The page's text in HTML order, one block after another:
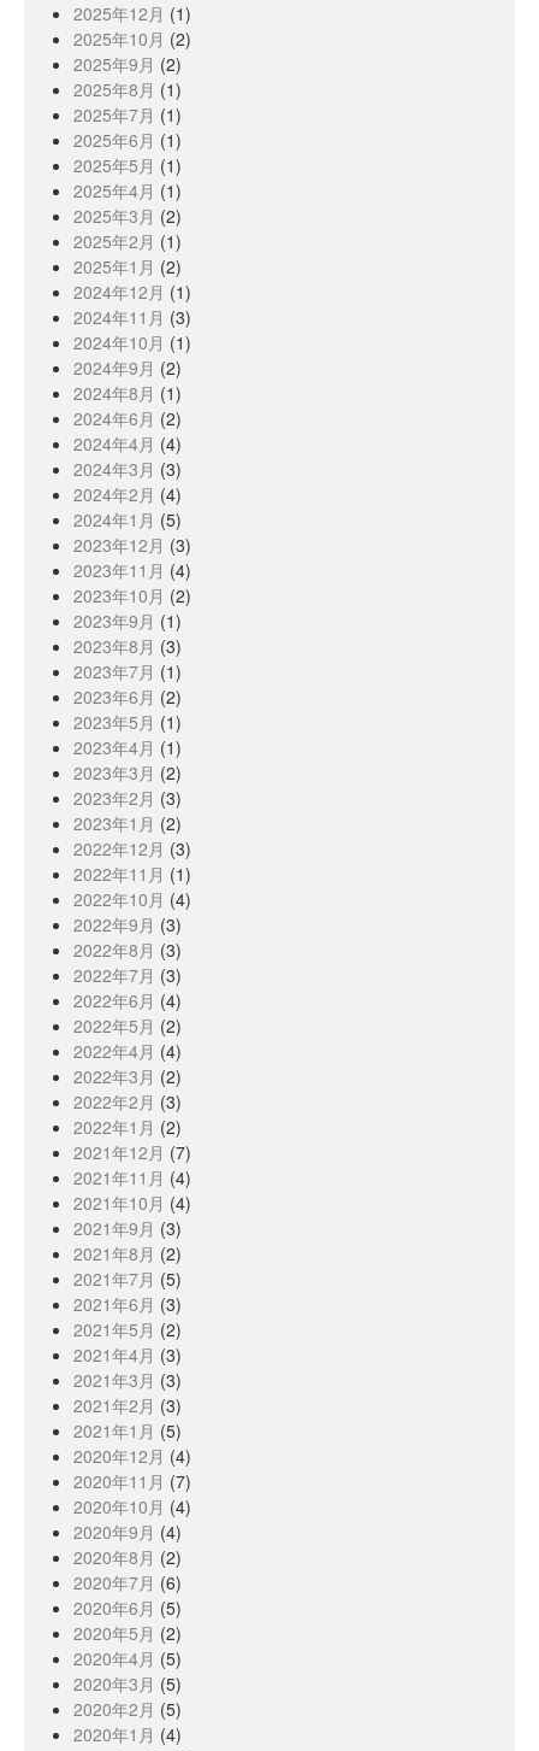
2025年12月 (1)
2025年10月 (2)
2025年9月 (2)
2025年8月 (1)
2025年7月 (1)
2025年6月 (1)
2025年5月 (1)
2025年4月 (1)
2025年3月 (2)
2025年2月 (1)
2025年1月 (2)
2024年12月 (1)
2024年11月 (3)
2024年10月 (1)
2024年9月 (2)
2024年8月 (1)
2024年6月 (2)
2024年4月 (4)
2024年3月 (3)
2024年2月 (4)
2024年1月 (5)
2023年12月 (3)
2023年11月 (4)
2023年10月 (2)
2023年9月 (1)
2023年8月 (3)
2023年7月 (1)
2023年6月 (2)
2023年5月 (1)
2023年4月 (1)
2023年3月 (2)
2023年2月 (3)
2023年1月 (2)
2022年12月 (3)
2022年11月 (1)
2022年10月 (4)
2022年9月 (3)
2022年8月 (3)
2022年7月 (3)
2022年6月 (4)
2022年5月 (2)
2022年4月 (4)
2022年3月 (2)
2022年2月 (3)
2022年1月 (2)
2021年12月 (7)
2021年11月 (4)
2021年10月 (4)
2021年9月 (3)
2021年8月 (2)
2021年7月 (5)
2021年6月 (3)
2021年5月 (2)
2021年4月 (3)
2021年3月 (3)
2021年2月 (3)
2021年1月 (5)
2020年12月 (4)
2020年11月 (7)
2020年10月 (4)
2020年9月 (4)
2020年8月 (2)
2020年7月 (6)
2020年6月 (5)
2020年5月 (2)
2020年4月 (5)
2020年3月 (5)
2020年2月 (5)
2020年1月 (4)